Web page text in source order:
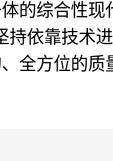
的综合性
持依靠技术
全方位的